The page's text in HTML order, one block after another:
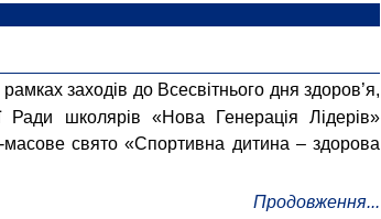
заходів до Всесвітнього дня здоров’я,
Ради школярів «Нова Генерація Лідерів»
масове свято «Спортивна дитина – здорова
Продовження...